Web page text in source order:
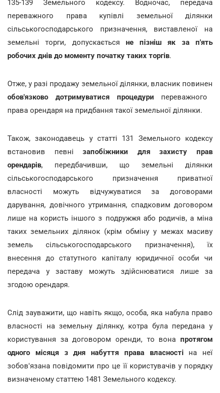
135-139 Земельного кодексу. Водночас, передача
переважного права купівлі земельної ділянки
сільськогосподарського призначення, виставленої на
земельні торги, допускається не пізніш як за п'ять
робочих днів до моменту початку таких торгів.
Отже, у разі продажу земельної ділянки, власник повинен
обов'язково дотримуватися процедури переважного
права орендаря на придбання такої земельної ділянки.
Також, законодавець у статті 131 Земельного кодексу
встановив певнізапобіжники для захисту прав
орендарів, передбачивши, що земельні ділянки
сільськогосподарського призначення приватної
власності можуть відчужуватися за договорами
дарування, довічного утримання, спадковим договором
лише на користь іншого з подружжя або родичів, а міна
таких земельних ділянок (крім обміну у межах масиву
земель сільськогосподарського призначення), їх
внесення до статутного капіталу юридичної особи чи
передача у заставу можуть здійснюватися лише за
згодою орендаря.
Слід зауважити, що навіть якщо, особа, яка набула право
власності на земельну ділянку, котра була передана у
користування за договором оренди, то вона протягом
одного місяця з дня набуття права власності на неї
зобов'язана повідомити про це її користувачів у порядку
визначеному статтею 1481 Земельного кодексу.